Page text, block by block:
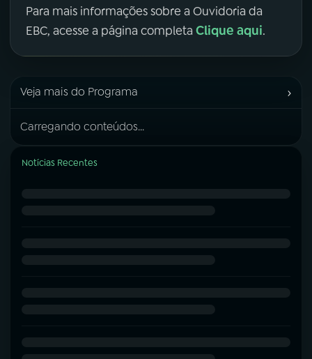
Para mais informações sobre a Ouvidoria da
EBC, acesse a página completa Clique aqui.
Veja mais do Programa ›
Carregando conteúdos...
Notícias Recentes